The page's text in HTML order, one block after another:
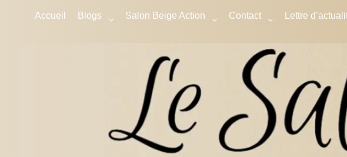
Accueil Blogs Salon Beige Action Contact Lettre